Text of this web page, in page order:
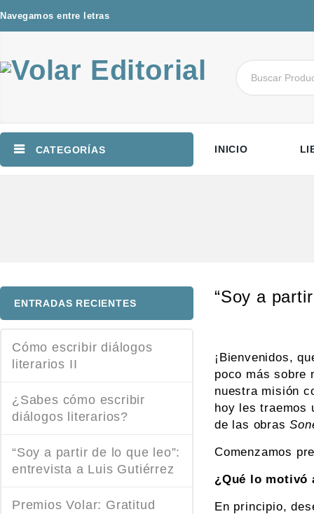
Navegamos entre letras
CATEGORÍAS INICIO
“Soy a
¡Bienvenidos,
poco más sobre
nuestra misión
hoy les traemos
de las obras
Comenzamos
¿Qué lo motivó
En principio,
ENTRADAS RECIENTES
Cómo escribir diálogos
literarios II
¿Sabes cómo escribir
diálogos literarios?
“Soy a partir de lo que leo”:
entrevista a Luis Gutiérrez
Premios Volar: Gratitud